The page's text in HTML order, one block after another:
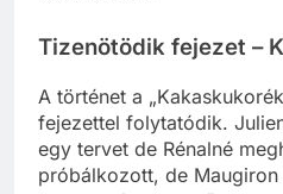
Tizenötödik fejezet –
A történet a
fejezettel folytatódik.
egy tervet de Rénalné